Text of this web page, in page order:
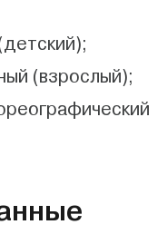
(взрослый);